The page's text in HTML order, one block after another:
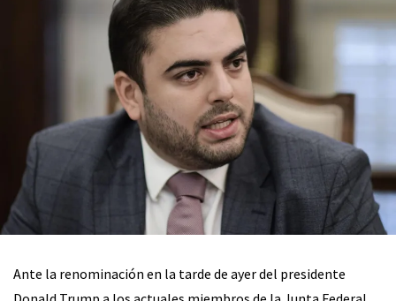
Ante la renominación en la tarde de ayer del presidente